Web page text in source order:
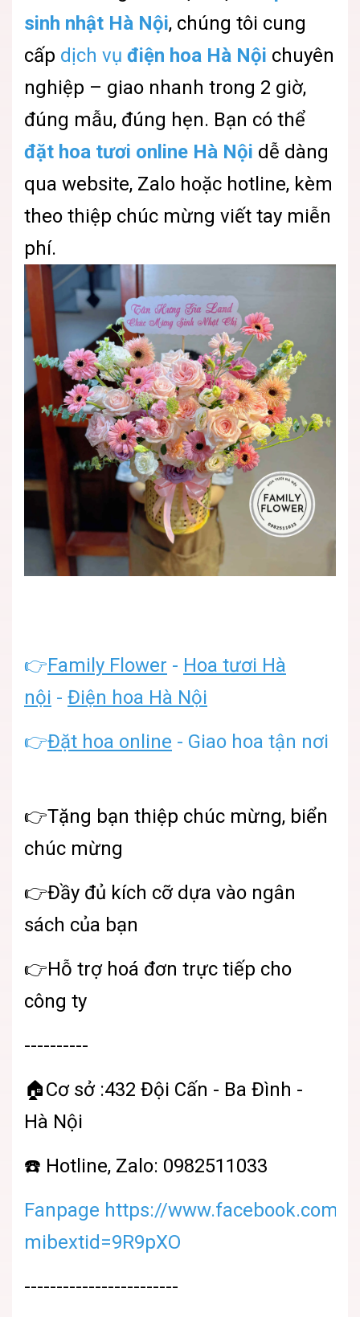
sinh nhật Hà Nội, chúng tôi cung
cấp dịch vụ điện hoa Hà Nội chuyên
nghiệp – giao nhanh trong 2 giờ,
đúng mẫu, đúng hẹn. Bạn có thể
đặt hoa tươi online Hà Nội dễ dàng
qua website, Zalo hoặc hotline, kèm
theo thiệp chúc mừng viết tay miễn
phí.
👉Family Flower - Hoa tươi Hà
nội - Điện hoa Hà Nội
👉Đặt hoa online - Giao hoa tận nơi
👉Tặng bạn thiệp chúc mừng, biển
chúc mừng
👉Đầy đủ kích cỡ dựa vào ngân
sách của bạn
👉Hỗ trợ hoá đơn trực tiếp cho
công ty
----------
🏠Cơ sở :432 Đội Cấn - Ba Đình -
Hà Nội
☎️ Hotline, Zalo: 0982511033
Fanpage https://www.facebook.com/
mibextid=9R9pXO
------------------------